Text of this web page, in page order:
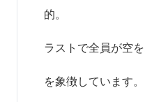
的。
ラストで全員が空
を象徴しています。